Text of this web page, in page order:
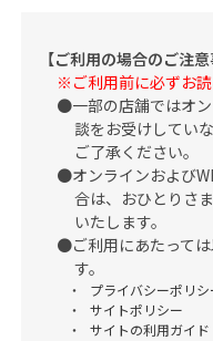
【ご利用の場合のご注意
※ご利用前に必ずお
一部の店舗ではオ
談をお受けしてい
ご了承ください。
オンラインおよび
合は、おひとりさ
いたします。
ご利用にあたって
す。
プライバシーポリシ
サイトポリシー
サイトの利用ガイド